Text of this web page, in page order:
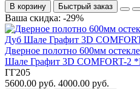
В корзину Быстрый заказ
Ваша скидка: -29%
Дверное полотно 600мм
Шале Графит 3D
ГГ205
5600.00 руб. 4000.00 руб.